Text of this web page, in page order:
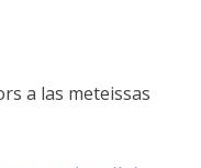
a las meteissas